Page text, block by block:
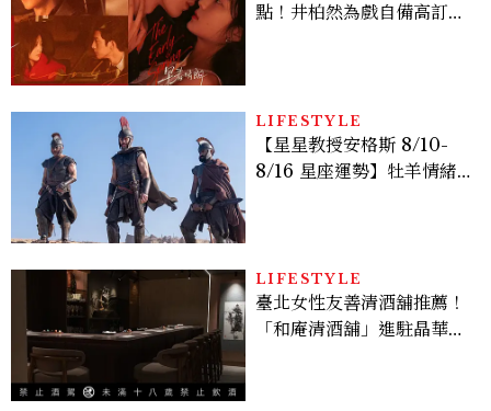
點！井柏然為戲自備高訂，
LIFESTYLE
【星星教授安格斯 8/10-
8/16 星座運勢】牡羊情緒
LIFESTYLE
臺北女性友善清酒舖推薦！
「和庵清酒舖」進駐晶華酒